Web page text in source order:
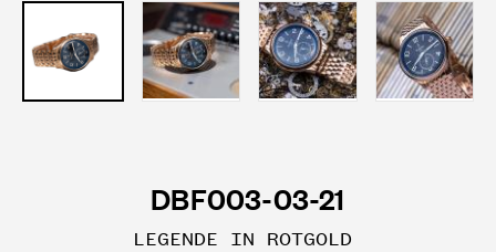
DBF003-03-21
LEGENDE IN ROTGOLD